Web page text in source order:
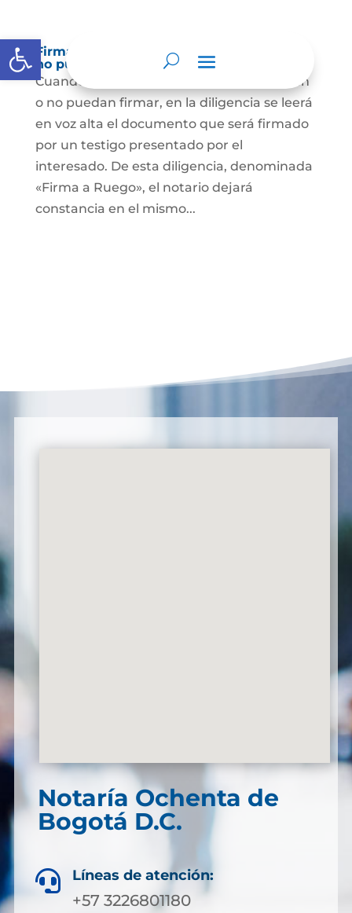
Abrir barra de herramientas
Firma a Ruego – Personas que no saben o
no puede firmar
Cuando se trate de personas que no sepan
o no puedan firmar, en la diligencia se leerá
en voz alta el documento que será firmado
por un testigo presentado por el
interesado. De esta diligencia, denominada
«Firma a Ruego», el notario dejará
constancia en el mismo...
Notaría Ochenta de
Bogotá D.C.
 Líneas de atención:
+57 3226801180